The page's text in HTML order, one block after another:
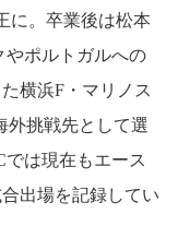
に。卒業後は松本
やポルトガルへの
横浜F・マリノス
外挑戦先として選
では現在もエース
出場を記録してい